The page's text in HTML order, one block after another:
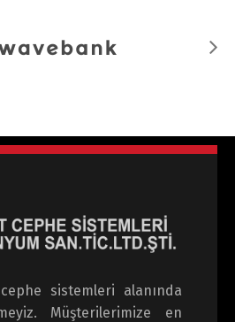
sistemleri alanında
Müşterilerimize en